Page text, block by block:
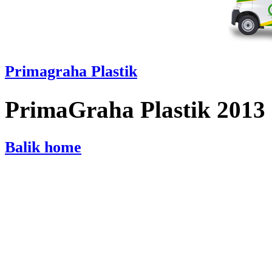
Primagraha Plastik
PrimaGraha Plastik 2013
Balik home